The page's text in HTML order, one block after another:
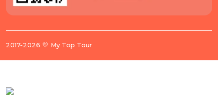
2017-2026 💛 My Top Tour